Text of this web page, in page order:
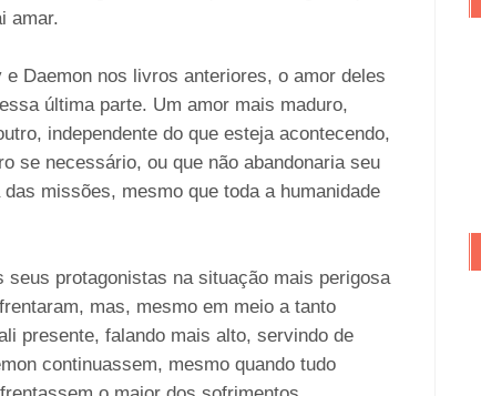
amar.
Daemon nos livros anteriores, o amor deles
última parte. Um amor mais maduro,
independente do que esteja acontecendo,
se necessário, ou que não abandonaria seu
missões, mesmo que toda a humanidade
protagonistas na situação mais perigosa
mas, mesmo em meio a tanto
presente, falando mais alto, servindo de
continuassem, mesmo quando tudo